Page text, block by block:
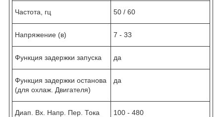
Частота, гц 50 / 60
Напряжение (в) 7 - 33
Функция задержки запуска да
Функция задержки останова
(для охлаж. Двигателя)
да
Диап. Вх. Напр. Пер. Тока
100 - 480